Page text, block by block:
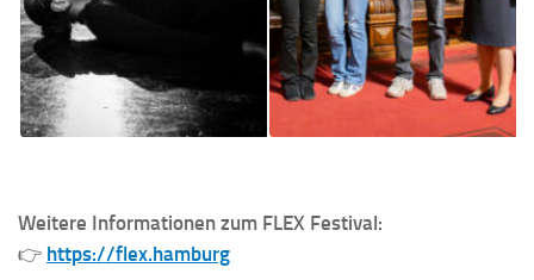
Weitere Informationen zum FLEX Festival:
👉 https://flex.hamburg